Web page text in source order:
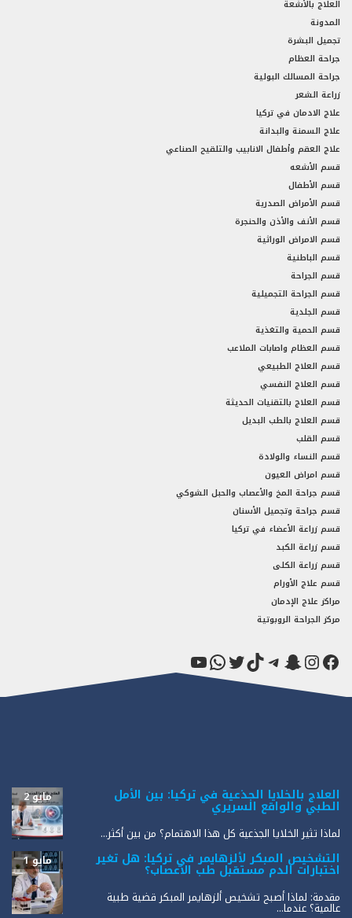
العلاج بالأشعة
المدونة
تجميل البشرة
جراحة العظام
جراحة المسالك البولية
زراعة الشعر
علاج الادمان في تركيا
علاج السمنة والبدانة
علاج العقم وأطفال الانابيب والتلقيح الصناعي
قسم الأشعه
قسم الأطفال
قسم الأمراض الصدرية
قسم الأنف والأذن والحنجرة
قسم الامراض الوراثية
قسم الباطنية
قسم الجراحة
قسم الجراحة التجميلية
قسم الجلدية
قسم الحمية والتغذية
قسم العظام واصابات الملاعب
قسم العلاج الطبيعي
قسم العلاج النفسي
قسم العلاج بالتقنيات الحديثة
قسم العلاج بالطب البديل
قسم القلب
قسم النساء والولادة
قسم امراض العيون
قسم جراحة المخ والأعصاب والحبل الشوكي
قسم جراحة وتجميل الأسنان
قسم زراعة الأعضاء في تركيا
قسم زراعة الكبد
قسم زراعة الكلى
قسم علاج الأورام
مراكز علاج الإدمان
مركز الجراحة الروبوتية
فيسبوك
إنستجرام
سناب شاتتيليجرام
تيك توكتويترواتساب
يوتيوب
العلاج بالخلايا الجذعية في تركيا: بين الأمل
الطبي والواقع السريري
مايو 2
لماذا تثير الخلايا الجذعية كل هذا الاهتمام؟ من بين أكثر...
التشخيص المبكر لألزهايمر في تركيا: هل تغير
اختبارات الدم مستقبل طب الأعصاب؟
مايو 1
مقدمة: لماذا أصبح تشخيص ألزهايمر المبكر قضية طبية
عالمية؟ عندما...